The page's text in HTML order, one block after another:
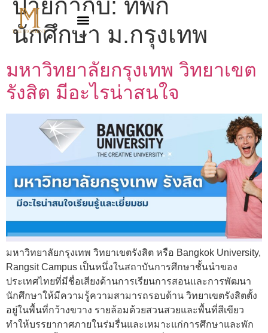
ป้ายกำกับ: ที่พัก
นักศึกษา ม.กรุงเทพ
มหาวิทยาลัยกรุงเทพ วิทยาเขต
รังสิต มีอะไรน่าสนใจ
มหาวิทยาลัยกรุงเทพ วิทยาเขตรังสิต หรือ Bangkok University,
Rangsit Campus เป็นหนึ่งในสถาบันการศึกษาชั้นนำของ
ประเทศไทยที่มีชื่อเสียงด้านการเรียนการสอนและการพัฒนา
นักศึกษาให้มีความรู้ความสามารถรอบด้าน วิทยาเขตรังสิตตั้ง
อยู่ในพื้นที่กว้างขวาง รายล้อมด้วยสวนสวยและพื้นที่สีเขียว
ทำให้บรรยากาศภายในร่มรื่นและเหมาะแก่การศึกษาและพัก